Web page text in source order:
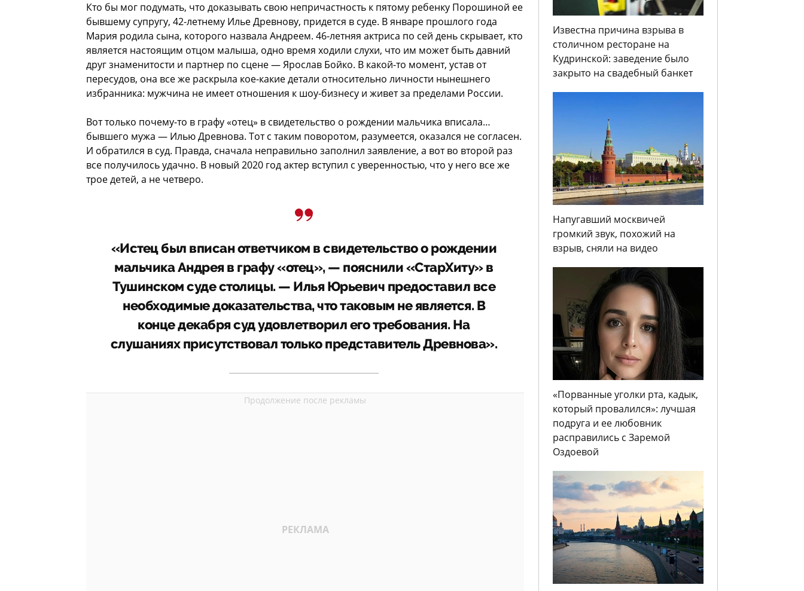
Кто бы мог подумать, что доказывать свою непричастность к пятому ребенку Порошиной ее
бывшему супругу, 42-летнему Илье Древнову, придется в суде. В январе прошлого года
Мария родила сына, которого назвала Андреем. 46-летняя актриса по сей день скрывает, кто
является настоящим отцом малыша, одно время ходили слухи, что им может быть давний
друг знаменитости и партнер по сцене — Ярослав Бойко. В какой-то момент, устав от
пересудов, она все же раскрыла кое-какие детали относительно личности нынешнего
избранника: мужчина не имеет отношения к шоу-бизнесу и живет за пределами России.
Вот только почему-то в графу «отец» в свидетельство о рождении мальчика вписала…
бывшего мужа — Илью Древнова. Тот с таким поворотом, разумеется, оказался не согласен.
И обратился в суд. Правда, сначала неправильно заполнил заявление, а вот во второй раз
все получилось удачно. В новый 2020 год актер вступил с уверенностью, что у него все же
трое детей, а не четверо.
«Истец был вписан ответчиком в свидетельство о рождении
мальчика Андрея в графу «отец», — пояснили «СтарХиту» в
Тушинском суде столицы. — Илья Юрьевич предоставил все
необходимые доказательства, что таковым не является. В
конце декабря суд удовлетворил его требования. На
слушаниях присутствовал только представитель Древнова».
Известна причина взрыва в
столичном ресторане на
Кудринской: заведение было
закрыто на свадебный банкет
Напугавший москвичей
громкий звук, похожий на
взрыв, сняли на видео
«Порванные уголки рта, кадык,
который провалился»: лучшая
подруга и ее любовник
расправились с Заремой
Оздоевой